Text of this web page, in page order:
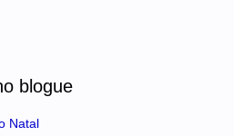
blogue
Natal